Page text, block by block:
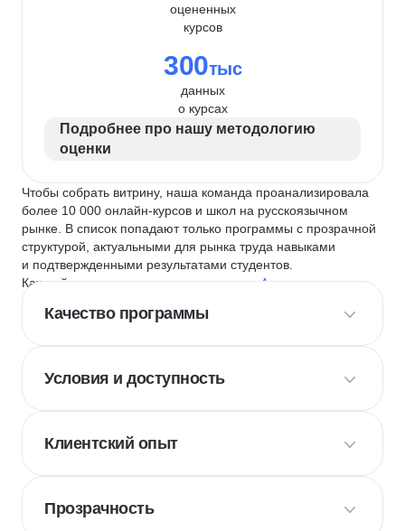
оцененных
курсов
300тыс
данных
о курсах
Подробнее про нашу методологию
оценки
Чтобы собрать витрину, наша команда проанализировала
более 10 000 онлайн-курсов и школ на русскоязычном
рынке. В список попадают только программы с прозрачной
структурой, актуальными для рынка труда навыками
и подтвержденными результатами студентов.
Каждый курс и школу мы оцениваем по
4 критериям
Качество программы
Условия и доступность
Клиентский опыт
Прозрачность